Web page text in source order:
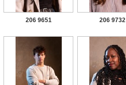
206 9651 206 9732